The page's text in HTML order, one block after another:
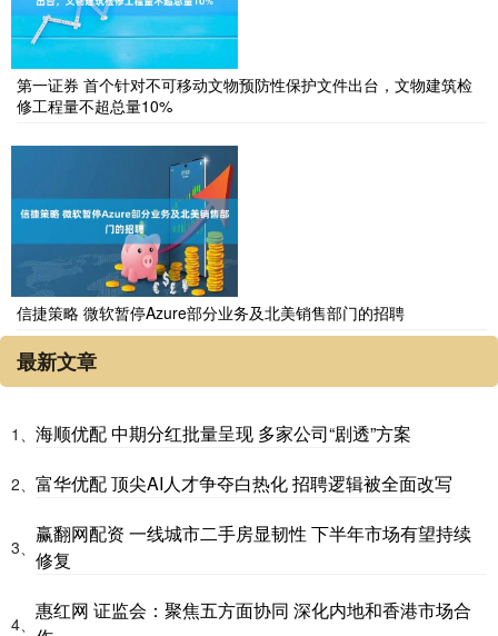
第一证券 首个针对不可移动文物预防性保护文件出台，文物建筑检
修工程量不超总量10%
信捷策略 微软暂停Azure部分业务及北美销售部门的招聘
最新文章
1、 海顺优配 中期分红批量呈现 多家公司“剧透”方案
2、 富华优配 顶尖AI人才争夺白热化 招聘逻辑被全面改写
3、
赢翻网配资 一线城市二手房显韧性 下半年市场有望持续
修复
4、
惠红网 证监会：聚焦五方面协同 深化内地和香港市场合